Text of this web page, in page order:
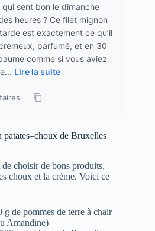
qui sent bon le dimanche
heures ? Ce filet mignon
est exactement ce qu’il
parfumé, et en 30
comme si vous aviez
Lire la suite
·
de Bruxelles
choisir de bons produits,
choux et la crème. Voici ce
g de pommes de terre à chair
Amandine)